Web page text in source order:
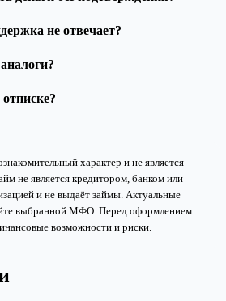
не отвечает?
характер и не является
не является кредитором, банком или
и не выдаёт займы. Актуальные
выбранной МФО. Перед оформлением
возможности и риски.